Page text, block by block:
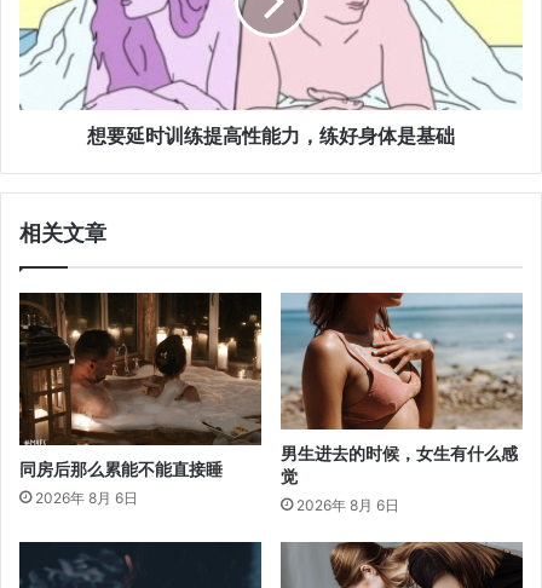
想要延时训练提高性能力，练好身体是基础
相关文章
同房后那么累能不能直接睡
2026年 8月 6日
男生进去的时候，女生有什么感
觉
2026年 8月 6日